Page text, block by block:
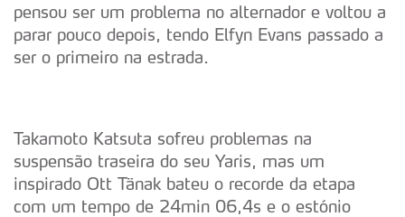
pensou ser um problema no alternador e voltou a
parar pouco depois, tendo Elfyn Evans passado a
ser o primeiro na estrada.
Takamoto Katsuta sofreu problemas na
suspensão traseira do seu Yaris, mas um
inspirado Ott Tänak bateu o recorde da etapa
com um tempo de 24min 06,4s e o estónio